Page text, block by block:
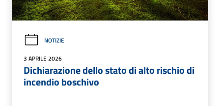
NOTIZIE
3 APRILE 2026
Dichiarazione dello stato di alto rischio di
incendio boschivo